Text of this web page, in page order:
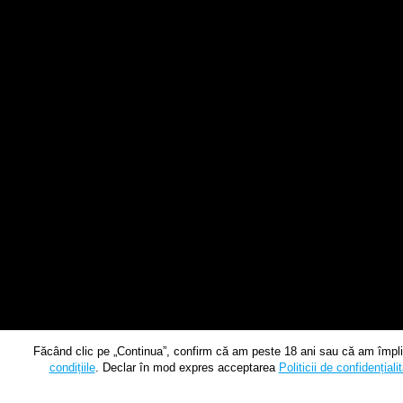
Făcând clic pe „Continua”, confirm că am peste 18 ani sau că am
condițiile. Declar în mod expres acceptarea Politicii de